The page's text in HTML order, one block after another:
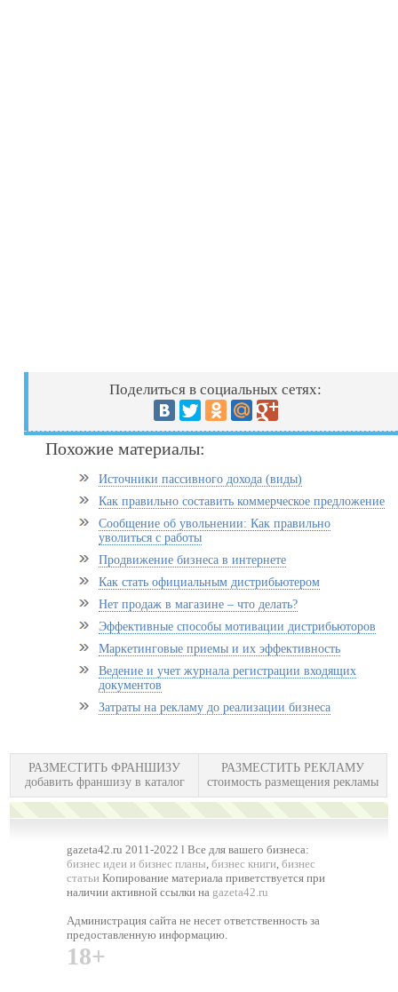
Поделиться в социальных сетях:
Похожие материалы:
Источники пассивного дохода (виды)
Как правильно составить коммерческое предложение
Сообщение об увольнении: Как правильно
уволиться с работы
Продвижение бизнеса в интернете
Как стать официальным дистрибьютером
Нет продаж в магазине – что делать?
Эффективные способы мотивации дистрибьюторов
Маркетинговые приемы и их эффективность
Ведение и учет журнала регистрации входящих
документов
Затраты на рекламу до реализации бизнеса
РАЗМЕСТИТЬ ФРАНШИЗУ
добавить франшизу в каталог
РАЗМЕСТИТЬ РЕКЛАМУ
стоимость размещения рекламы
gazeta42.ru 2011-2022 l Все для вашего бизнеса:
бизнес идеи и бизнес планы,бизнес книги,бизнес
статьи Копирование материала приветствуется при
наличии активной ссылки на gazeta42.ru
Администрация сайта не несет ответственность за
предоставленную информацию.
18+